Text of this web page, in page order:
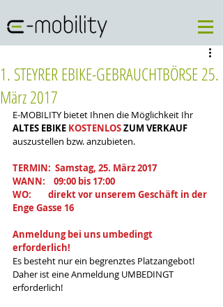
1. STEYRER EBIKE-GEBRAUCHTBÖRSE 25.
März 2017
E-MOBILITY bietet Ihnen die Möglichkeit Ihr
ALTES EBIKE KOSTENLOS ZUM VERKAUF
auszustellen bzw. anzubieten.
TERMIN:  Samstag, 25. März 2017
WANN:    09:00 bis 17:00
WO:        direkt vor unserem Geschäft in der
Enge Gasse 16
Anmeldung bei uns umbedingt
erforderlich!
Es besteht nur ein begrenztes Platzangebot!
Daher ist eine Anmeldung UMBEDINGT
erforderlich!